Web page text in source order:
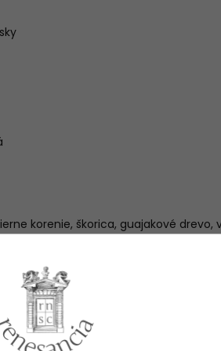
korenie, škorica, guajakové drevo,
tovar